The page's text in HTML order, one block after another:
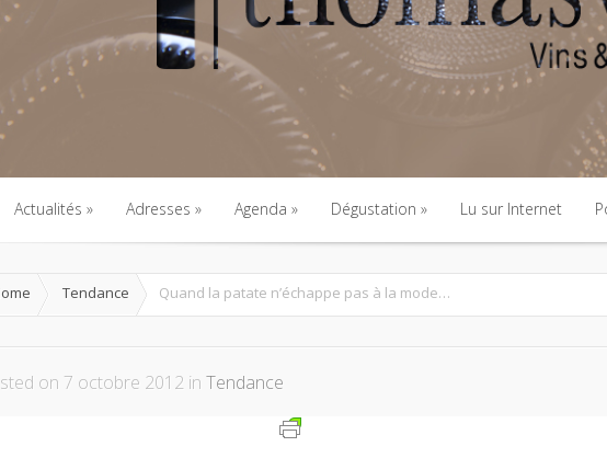
Actualités
Actualités
Adresses
Adresses
Agenda
Agenda
Dégustation
Dégustation
Lu sur Internet
Lu sur Internet
Tendance Quand la patate n’échappe pas à la mode…
on 7 octobre 2012 in Tendance